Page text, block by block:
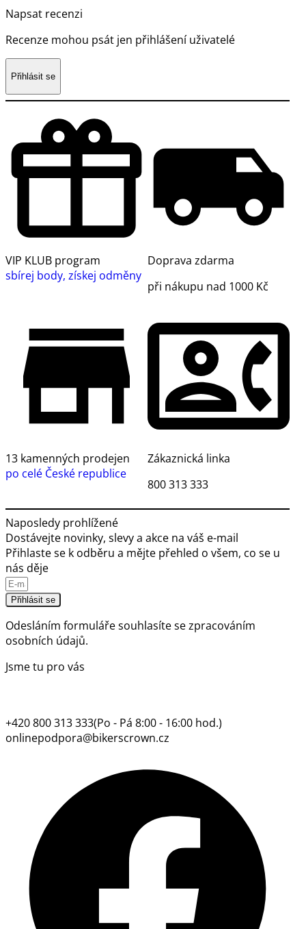
Napsat recenzi
Recenze mohou psát jen přihlášení uživatelé
Přihlásit se
VIP KLUB program
sbírej body, získej odměny
Doprava zdarma
při nákupu nad 1000 Kč
13 kamenných prodejen
po celé České republice
Zákaznická linka
800 313 333
Naposledy prohlížené
Dostávejte novinky, slevy a akce na váš e-mail
Přihlaste se k odběru a mějte přehled o všem, co se u
nás děje
Přihlásit se
Odesláním formuláře souhlasíte sezpracováním
osobních údajů.
Jsme tu pro vás
+420 800 313 333(Po - Pá 8:00 - 16:00 hod.)
onlinepodpora@bikerscrown.cz